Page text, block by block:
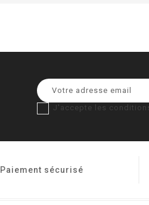
J'accepte les
Paiement sécurisé